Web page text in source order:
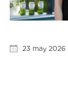
23 may 2026